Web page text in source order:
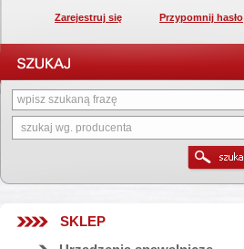
Zarejestruj się Przypomnij hasło
SKLEP